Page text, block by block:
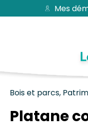
Aide et accessibilité
Passer au menu
Passer au contenu
Mes
Bois et parcs,
Platane